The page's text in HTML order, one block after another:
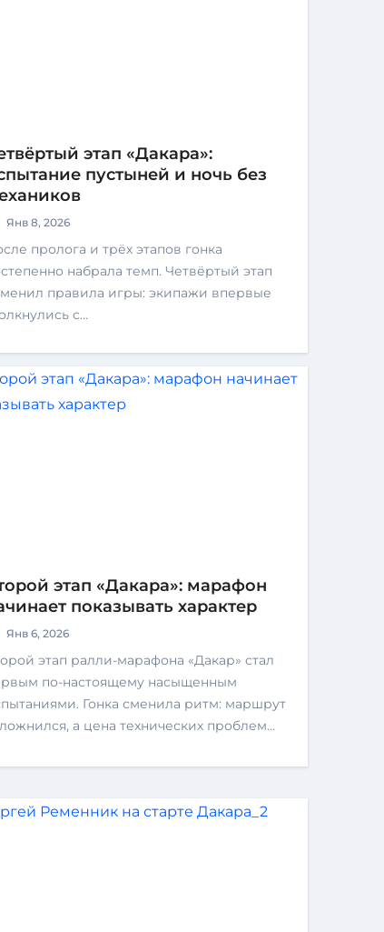
этап «Дакара»:
пустыней и ночь без
Янв 8, 2026
набрала темп. Четвёртый этап
правила игры: экипажи впервые
с…
этап «Дакара»: марафон
показывать характер
Янв 6, 2026
по-настоящему насыщенным
Гонка сменила ритм: маршрут
а цена технических проблем…